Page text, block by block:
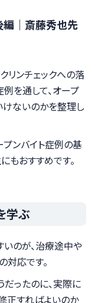
編｜斎藤秀也先
リンチェックへの落
を通して、オープ
けないのかを整理し
ンバイト症例の基
おすすめです。
学ぶ
のが、治療途中や
応です。
だったのに、実際に
正すればよいのか